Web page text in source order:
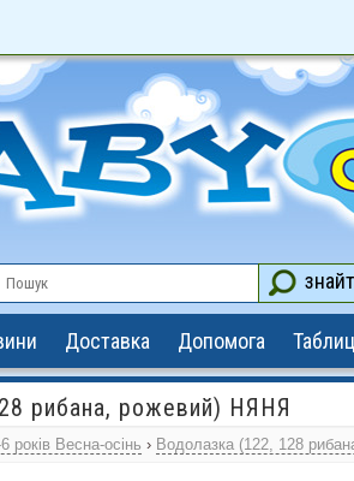
Доставка Допомога
рибана, рожевий) НЯНЯ
років Весна-осінь › Водолазка (122, 128